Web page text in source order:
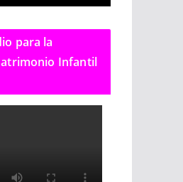
para la
Infantil